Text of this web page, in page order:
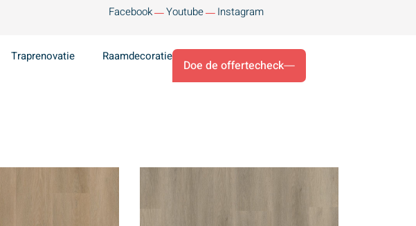
Facebook Youtube Instagram
Traprenovatie Raamdecoratie
Doe de offertecheck